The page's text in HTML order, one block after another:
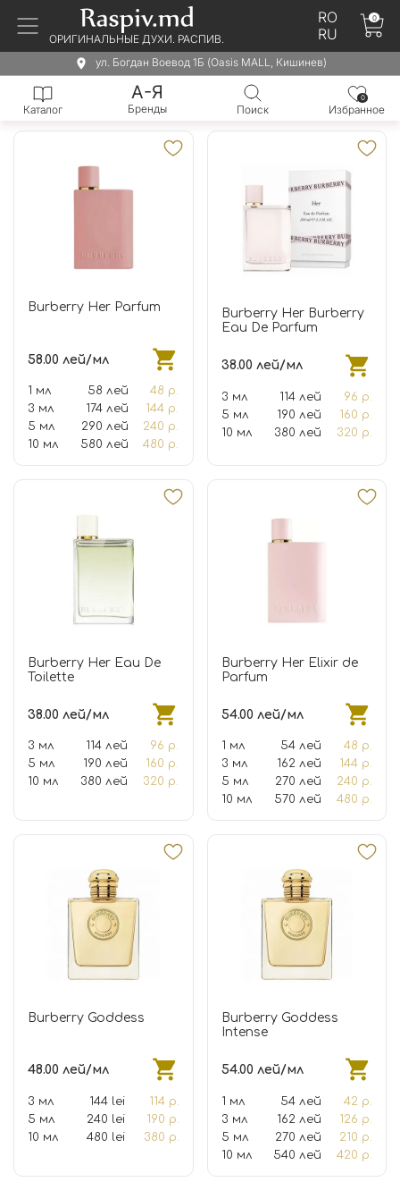
ОРИГИНАЛЬНЫЕ ДУХИ. РАСПИВ.
RO
RU
0
ул. Богдан Воевод 1Б (Oasis MALL, Кишинев)
Каталог
А-Я
Бренды Поиск
0
Избранное
Burberry Her Parfum
58.00 лей/мл
1 мл 58 лей
48 р.
3 мл
174 лей
144 р.
5 мл
290 лей
240 р.
10 мл
580 лей 480 р.
Burberry Her Burberry
Eau De Parfum
38.00 лей/мл
3 мл 114 лей
96 р.
5 мл
190 лей
160 р.
10 мл
380 лей 320 р.
Burberry Her Eau De
Toilette
38.00 лей/мл
3 мл 114 лей
96 р.
5 мл
190 лей
160 р.
10 мл
380 лей 320 р.
Burberry Her Elixir de
Parfum
54.00 лей/мл
1 мл 54 лей
48 р.
3 мл
162 лей
144 р.
5 мл
270 лей
240 р.
10 мл
570 лей 480 р.
Burberry Goddess
48.00 лей/мл
3 мл 144 lei
114 р.
5 мл
240 lei
190 р.
10 мл
480 lei 380 р.
Burberry Goddess
Intense
54.00 лей/мл
1 мл 54 лей
42 р.
3 мл
162 лей
126 р.
5 мл
270 лей
210 р.
10 мл
540 лей 420 р.